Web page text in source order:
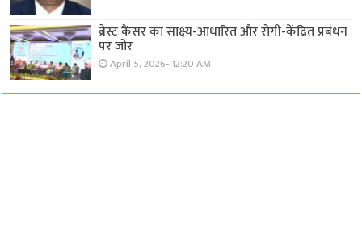
ब्रेस्ट कैंसर का साक्ष्य-आधारित और रोगी-केंद्रित प्रबंधन
पर जोर
April 5, 2026- 12:20 AM